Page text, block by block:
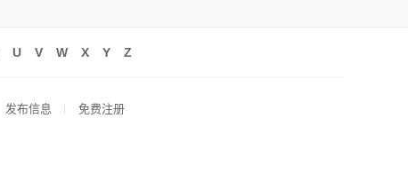
U V W X Y Z
发布信息 免费注册